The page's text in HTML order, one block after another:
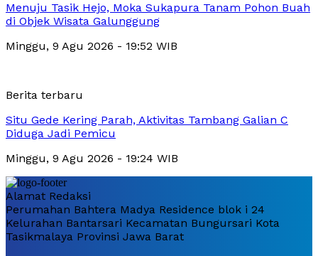
Menuju Tasik Hejo, Moka Sukapura Tanam Pohon Buah
di Objek Wisata Galunggung
Minggu, 9 Agu 2026 - 19:52 WIB
Berita terbaru
Situ Gede Kering Parah, Aktivitas Tambang Galian C
Diduga Jadi Pemicu
Minggu, 9 Agu 2026 - 19:24 WIB
Alamat Redaksi
Perumahan Bahtera Madya Residence blok i 24
Kelurahan Bantarsari Kecamatan Bungursari Kota
Tasikmalaya Provinsi Jawa Barat